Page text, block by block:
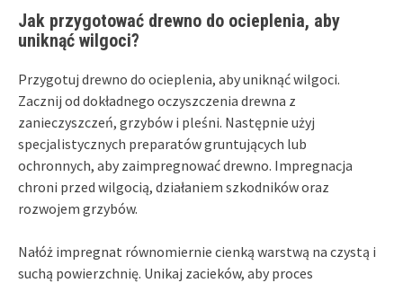
Jak przygotować drewno do ocieplenia, aby
uniknąć wilgoci?
Przygotuj drewno do ocieplenia, aby uniknąć wilgoci.
Zacznij od dokładnego oczyszczenia drewna z
zanieczyszczeń, grzybów i pleśni. Następnie użyj
specjalistycznych preparatów gruntujących lub
ochronnych, aby zaimpregnować drewno. Impregnacja
chroni przed wilgocią, działaniem szkodników oraz
rozwojem grzybów.
Nałóż impregnat równomiernie cienką warstwą na czystą i
suchą powierzchnię. Unikaj zacieków, aby proces